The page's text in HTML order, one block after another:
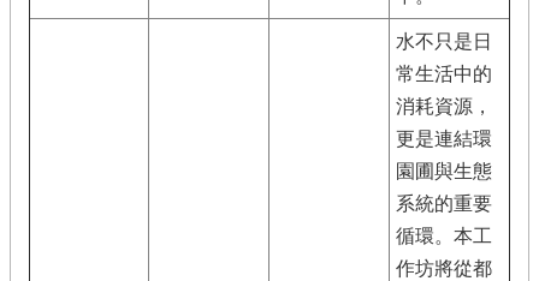
水不只是日
常生活中的
消耗資源，
更是連結環
園圃與生態
系統的重要
循環。本工
作坊將從都